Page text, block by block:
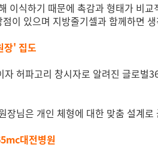
이식하기 때문에 촉감과 형태가 비
이 있으며 지방줄기셀과 함께하면
장' 집도
허파고리 창시자로 알려진 글로
장님은 개인 체형에 대한 맞춤 설계
대전병원